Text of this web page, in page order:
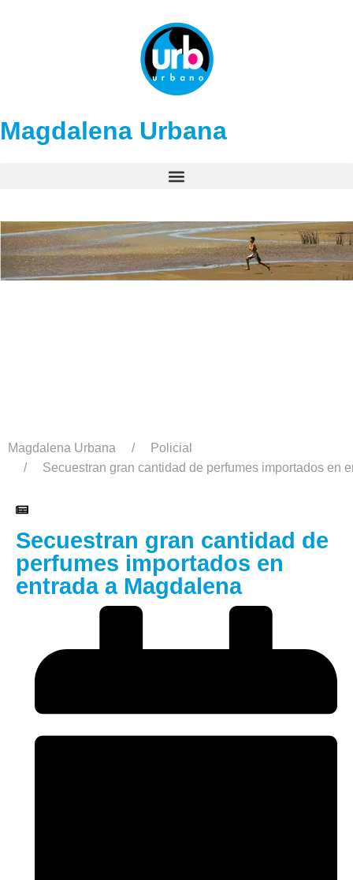
Magdalena Urbana
Magdalena Urbana
Policial
Secuestran gran cantidad de perfumes importados en
Secuestran gran cantidad de
perfumes importados en
entrada a Magdalena